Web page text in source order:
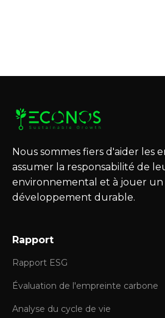
Nous sommes fiers d'aider les
assumer la responsabilité de
environnemental et à jouer
développement durable.
Rapport
Rapport ESG
Évaluation de l'empreinte carbone
Analyse du cycle de vie